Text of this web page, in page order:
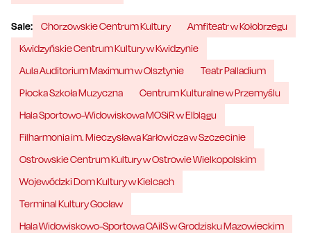
Sale: Chorzowskie Centrum Kultury
Amfiteatr w Kołobrzegu
Kwidzyńskie Centrum Kultury w Kwidzynie
Aula Auditorium Maximum w Olsztynie
Teatr Palladium
Płocka Szkoła Muzyczna
Centrum Kulturalne w Przemyślu
Hala Sportowo-Widowiskowa MOSiR w Elblągu
Filharmonia im. Mieczysława Karłowicza w Szczecinie
Ostrowskie Centrum Kultury w Ostrowie Wielkopolskim
Wojewódzki Dom Kultury w Kielcach
Terminal Kultury Gocław
Hala Widowiskowo-Sportowa CAiIS w Grodzisku Mazowieckim